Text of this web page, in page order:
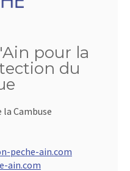
pour la
du
la Cambuse
peche-ain.com
ain.com